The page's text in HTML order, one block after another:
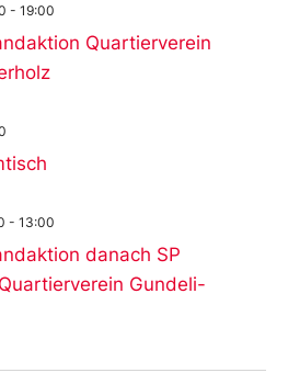
Quartierverein
- 19:00
danach SP
Gundeli-
- 13:00